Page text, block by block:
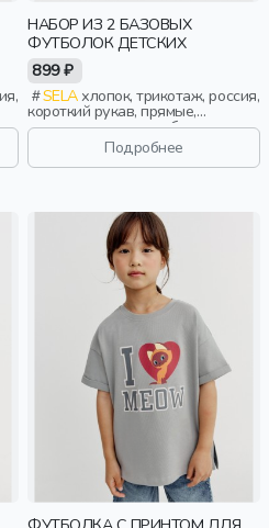
НАБОР ИЗ 2 БАЗОВЫХ
ФУТБОЛОК ДЕТСКИХ
899 ₽
SELAхлопок, трикотаж, россия,
короткий рукав, прямые,
короткие, школа, свободные,
вырез, круглый вырез,
повседневный, спорт, мальчики,
дети
Подробнее